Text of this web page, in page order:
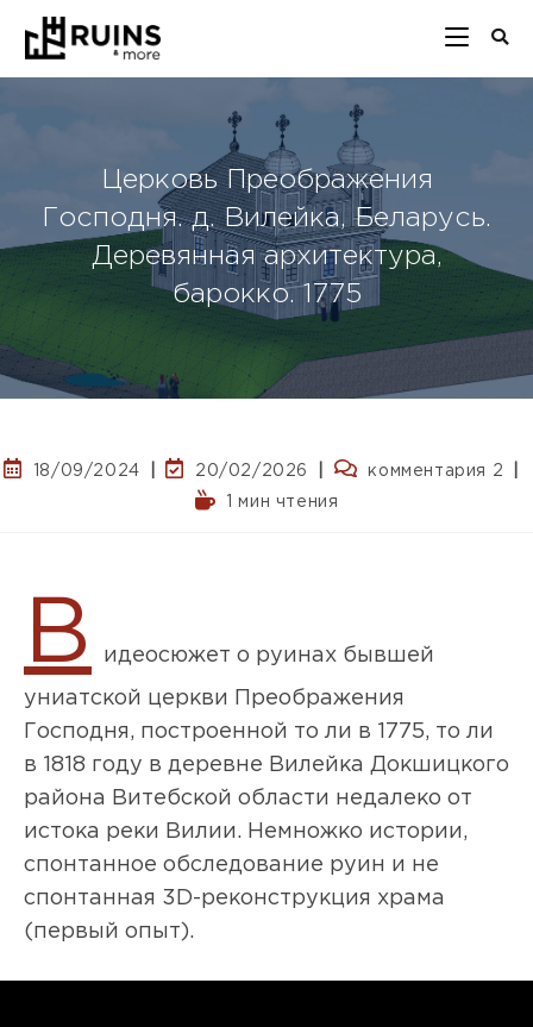
Церковь Преображения
Господня. д. Вилейка, Беларусь.
Деревянная архитектура,
барокко. 1775
18/09/2024 20/02/2026 комментария 2
1 мин чтения
В идеосюжет о руинах бывшей
униатской церкви Преображения
Господня, построенной то ли в 1775, то ли
в 1818 году в деревне Вилейка Докшицкого
района Витебской области недалеко от
истока реки Вилии. Немножко истории,
спонтанное обследование руин и не
спонтанная 3D-реконструкция храма
(первый опыт).